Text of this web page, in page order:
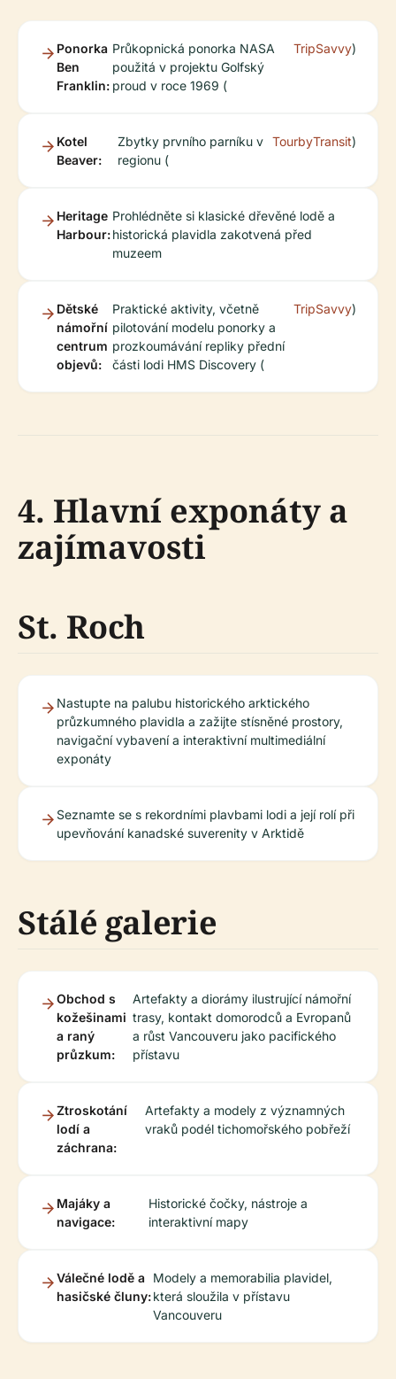
Ponorka
Ben
Franklin:
Průkopnická ponorka NASA
použitá v projektu Golfský
proud v roce 1969 (
TripSavvy)
Kotel
Beaver:
Zbytky prvního parníku v
regionu (
TourbyTransit)
Heritage
Harbour:
Prohlédněte si klasické dřevěné lodě a
historická plavidla zakotvená před
muzeem
Dětské
námořní
centrum
objevů:
Praktické aktivity, včetně
pilotování modelu ponorky a
prozkoumávání repliky přední
části lodi HMS Discovery (
TripSavvy)
4. Hlavní exponáty a
zajímavosti
St. Roch
Nastupte na palubu historického arktického
průzkumného plavidla a zažijte stísněné prostory,
navigační vybavení a interaktivní multimediální
exponáty
Seznamte se s rekordními plavbami lodi a její rolí při
upevňování kanadské suverenity v Arktidě
Stálé galerie
Obchod s
kožešinami
a raný
průzkum:
Artefakty a diorámy ilustrující námořní
trasy, kontakt domorodců a Evropanů
a růst Vancouveru jako pacifického
přístavu
Ztroskotání
lodí a
záchrana:
Artefakty a modely z významných
vraků podél tichomořského pobřeží
Majáky a
navigace:
Historické čočky, nástroje a
interaktivní mapy
Válečné lodě a
hasičské čluny:
Modely a memorabilia plavidel,
která sloužila v přístavu
Vancouveru